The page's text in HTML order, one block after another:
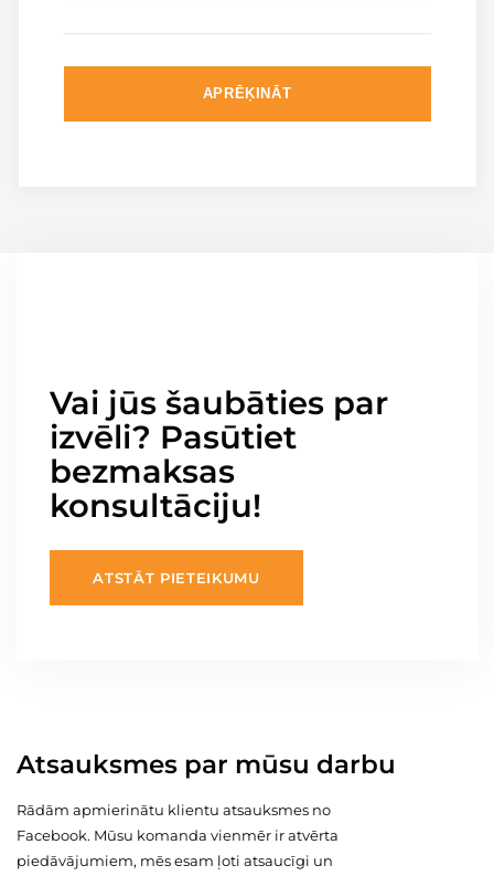
APRĒĶINĀT
Vai jūs šaubāties par
izvēli? Pasūtiet
bezmaksas
konsultāciju!
ATSTĀT PIETEIKUMU
Atsauksmes par mūsu darbu
Rādām apmierinātu klientu atsauksmes no
Facebook. Mūsu komanda vienmēr ir atvērta
piedāvājumiem, mēs esam ļoti atsaucīgi un